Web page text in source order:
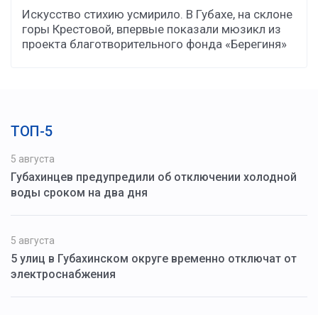
Искусство стихию усмирило. В Губахе, на склоне
горы Крестовой, впервые показали мюзикл из
проекта благотворительного фонда «Берегиня»
ТОП-5
5 августа
Губахинцев предупредили об отключении холодной
воды сроком на два дня
5 августа
5 улиц в Губахинском округе временно отключат от
электроснабжения